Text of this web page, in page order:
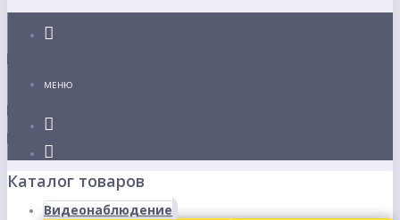
МЕНЮ
Каталог товаров
Видеонаблюдение